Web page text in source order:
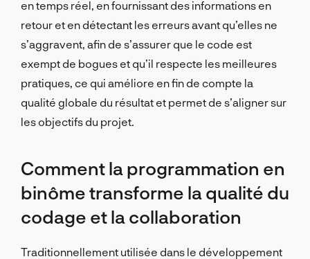
en temps réel, en fournissant des informations en
retour et en détectant les erreurs avant qu’elles ne
s’aggravent, afin de s’assurer que le code est
exempt de bogues et qu’il respecte les meilleures
pratiques, ce qui améliore en fin de compte la
qualité globale du résultat et permet de s’aligner sur
les objectifs du projet.
Comment la programmation en
binôme transforme la qualité du
codage et la collaboration
Traditionnellement utilisée dans le développement